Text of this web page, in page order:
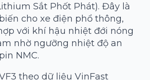
Sắt Phốt Phát). Đây là
cho xe điện phổ thông,
với khí hậu nhiệt đới nóng
nhờ ngưỡng nhiệt độ an
NMC.
theo dữ liệu VinFast